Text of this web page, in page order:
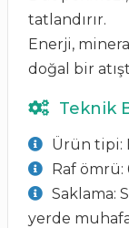
tatlandırır.
Enerji,
doğal bir
Teknik
Ürün tipi:
Raf ömrü:
Saklama:
yerde